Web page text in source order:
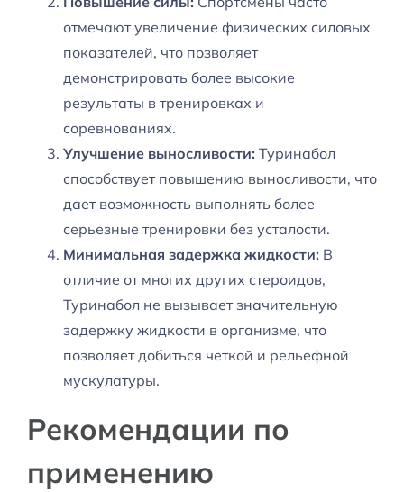
отмечают увеличение физических силовых
показателей, что позволяет
демонстрировать более высокие
результаты в тренировках и
соревнованиях.
Улучшение выносливости: Туринабол
способствует повышению выносливости, что
дает возможность выполнять более
серьезные тренировки без усталости.
Минимальная задержка жидкости: В
отличие от многих других стероидов,
Туринабол не вызывает значительную
задержку жидкости в организме, что
позволяет добиться четкой и рельефной
мускулатуры.
Рекомендации по
применению